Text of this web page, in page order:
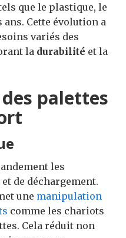
que le plastique, le
Cette évolution a
variés des
la durabilité et la
palettes
les
de déchargement.
une manipulation
comme les chariots
Cela réduit non